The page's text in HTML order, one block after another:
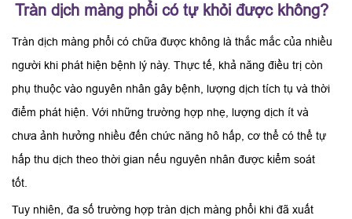
Tràn dịch màng phổi có tự khỏi được không?
Tràn dịch màng phổi có chữa được không là thắc mắc của nhiều
người khi phát hiện bệnh lý này. Thực tế, khả năng điều trị còn
phụ thuộc vào nguyên nhân gây bệnh, lượng dịch tích tụ và thời
điểm phát hiện. Với những trường hợp nhẹ, lượng dịch ít và
chưa ảnh hưởng nhiều đến chức năng hô hấp, cơ thể có thể tự
hấp thu dịch theo thời gian nếu nguyên nhân được kiểm soát
tốt.
Tuy nhiên, đa số trường hợp tràn dịch màng phổi khi đã xuất